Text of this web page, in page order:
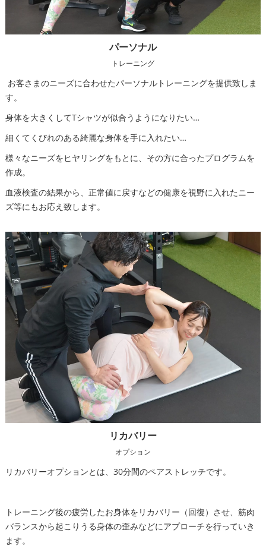
パーソナル
トレーニング
お客さまのニーズに合わせたパーソナルトレーニングを提供致しま
す。
身体を大きくしてTシャツが似合うようになりたい…
細くてくびれのある綺麗な身体を手に入れたい…
様々なニーズをヒヤリングをもとに、その方に合ったプログラムを
作成。
血液検査の結果から、正常値に戻すなどの健康を視野に入れたニー
ズ等にもお応え致します。
リカバリー
オプション
リカバリーオプションとは、30分間のペアストレッチです。
トレーニング後の疲労したお身体をリカバリー（回復）させ、筋肉
バランスから起こりうる身体の歪みなどにアプローチを行っていき
ます。